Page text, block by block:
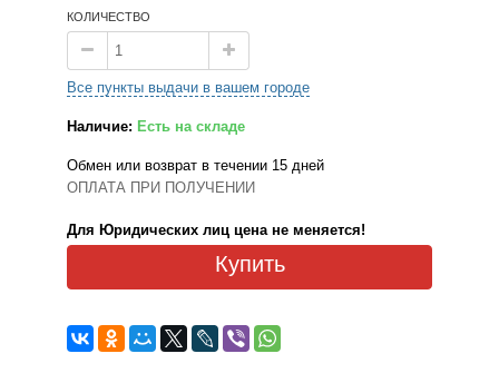
КОЛИЧЕСТВО
Все пункты выдачи в вашем городе
Наличие: Есть на складе
Обмен или возврат в течении 15 дней
ОПЛАТА ПРИ ПОЛУЧЕНИИ
Для Юридических лиц цена не меняется!
Купить